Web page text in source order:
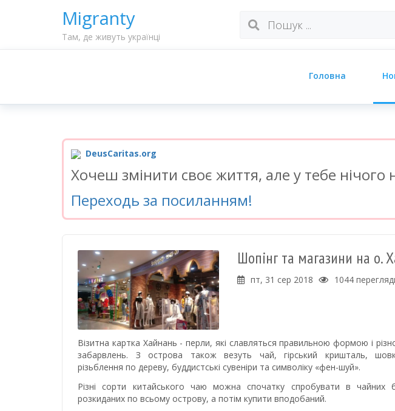
Migranty
Там, де живуть українці
Головна
DeusCaritas.org
Хочеш змінити своє життя, але у тебе нічого
Переходь за посиланням!
Шопінг та магазини на о.
пт, 31 сер 2018 1044
Візитна картка Хайнань - перли, які славляться правильною формою і
забарвлень. З острова також везуть чай, гірський кришталь,
різьблення по дереву, буддистські сувеніри та символіку «фен-шуй».
Різні сорти китайського чаю можна спочатку спробувати в чайних
розкиданих по всьому острову, а потім купити вподобаний.